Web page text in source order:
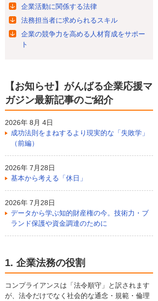
企業活動に関係する法律
法務担当者に求められるスキル
企業の競争力を高める人材育成をサポー
ト
【お知らせ】がんばる企業応援マ
ガジン最新記事のご紹介
2026年 8月 4日
成功法則をまねするより現実的な「失敗学」
（前編）
2026年 7月28日
基本から考える「休日」
2026年 7月28日
データから学ぶ知的財産権の今。技術力・ブ
ランド保護や資金調達のために
1. 企業法務の役割
コンプライアンスは「法令順守」と訳されます
が、法令だけでなく社会的な通念・規範・倫理